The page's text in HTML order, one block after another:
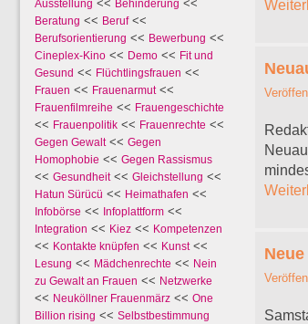
Ausstellung << Behinderung <<
Beratung << Beruf<<
Berufsorientierung << Bewerbung <<
Cineplex-Kino << Demo << Fit und
Gesund << Flüchtlingsfrauen <<
Frauen << Frauenarmut<<
Frauenfilmreihe << Frauengeschichte
<< Frauenpolitik << Frauenrechte <<
Gegen Gewalt<< Gegen
Homophobie << Gegen Rassismus
<< Gesundheit<< Gleichstellung <<
Hatun Sürücü << Heimathafen <<
Infobörse << Infoplattform <<
Integration << Kiez << Kompetenzen
<< Kontakte knüpfen << Kunst<<
Lesung << Mädchenrechte << Nein
zu Gewalt an Frauen << Netzwerke
<< Neuköllner Frauenmärz << One
Billion rising << Selbstbestimmung